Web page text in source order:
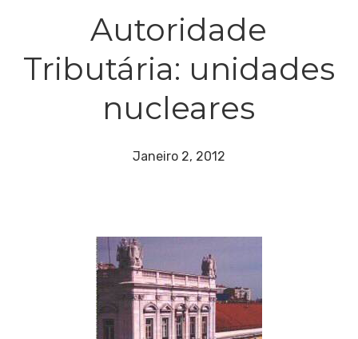
Autoridade
Tributária: unidades
nucleares
Janeiro 2, 2012